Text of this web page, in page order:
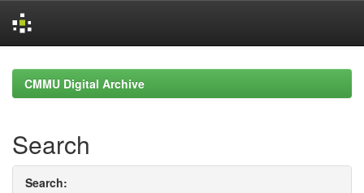
navigationCMMU Digital Archive
Search
Search: